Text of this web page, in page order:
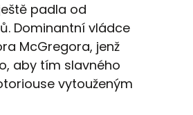
padla od
Dominantní vládce
McGregora, jenž
aby tím slavného
vytouženým